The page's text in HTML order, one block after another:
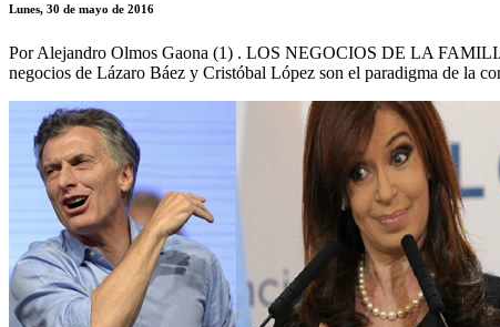
Lunes, 30 de mayo de 2016
Por Alejandro Olmos Gaona (1) . LOS NEGOCIOS DE LA
negocios de Lázaro Báez y Cristóbal López son el paradigma de la